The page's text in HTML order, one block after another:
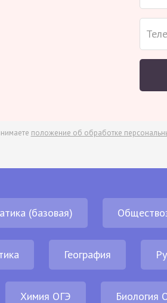
положение об обработке
(базовая)
География
Химия ОГЭ Биология